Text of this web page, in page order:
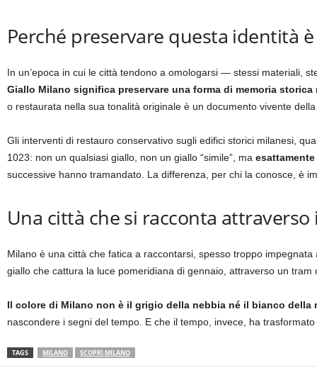
Perché preservare questa identità
In un’epoca in cui le città tendono a omologarsi — stessi materiali,
Giallo Milano significa preservare una forma di memoria storica
o restaurata nella sua tonalità originale è un documento vivente
Gli interventi di restauro conservativo sugli edifici storici milanesi,
1023: non un qualsiasi giallo, non un giallo “simile”, ma
successive hanno tramandato. La differenza, per chi la conosce, è
Una città che si racconta
Milano è una città che fatica a raccontarsi, spesso troppo
giallo che cattura la luce pomeridiana di gennaio, attraverso un
Il colore di Milano non è il grigio della nebbia né il bianco della
nascondere i segni del tempo. E che il tempo, invece, ha
TAGS MILANO SCOPRI MILANO